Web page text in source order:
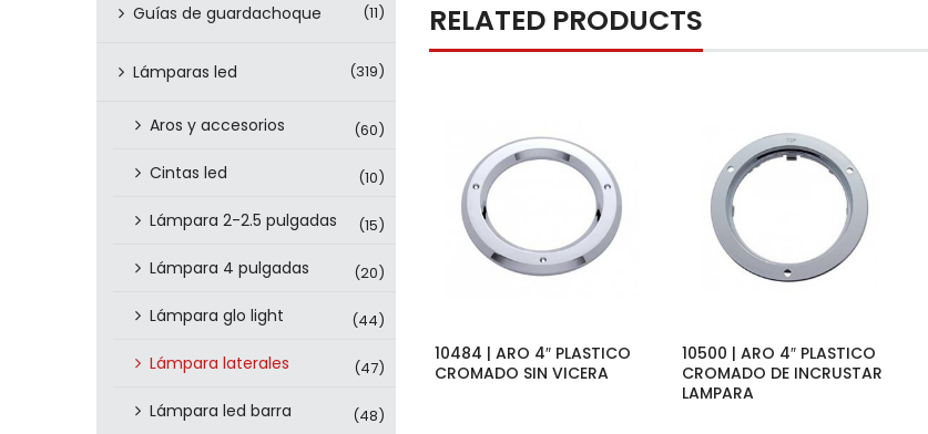
Guías de guardachoque (11)
Lámparas led (319)
Aros y accesorios (60)
Cintas led (10)
Lámpara 2-2.5 pulgadas (15)
Lámpara 4 pulgadas (20)
Lámpara glo light (44)
Lámpara laterales (47)
Lámpara led barra (48)
RELATED PRODUCTS
10484 | ARO 4″ PLASTICO
CROMADO SIN VICERA
10500 | ARO 4″ PLASTICO
CROMADO DE INCRUSTAR
LAMPARA